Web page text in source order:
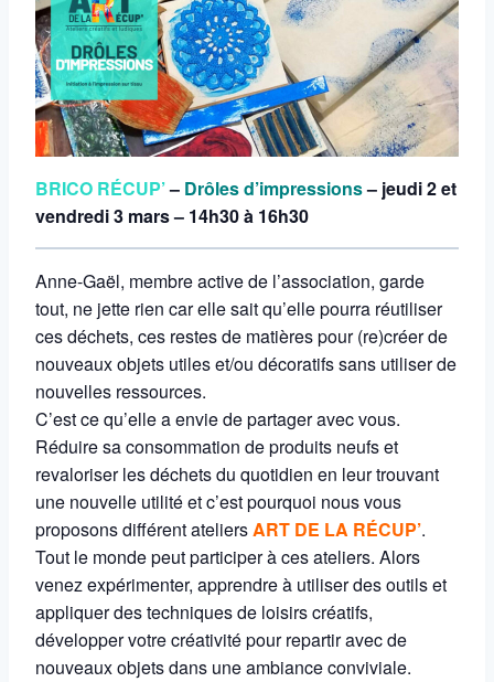
BRICO RÉCUP’– Drôles d’impressions– jeudi 2 et
vendredi 3 mars – 14h30 à 16h30
Anne-Gaël, membre active de l’association, garde
tout, ne jette rien car elle sait qu’elle pourra réutiliser
ces déchets, ces restes de matières pour (re)créer de
nouveaux objets utiles et/ou décoratifs sans utiliser de
nouvelles ressources.
C’est ce qu’elle a envie de partager avec vous.
Réduire sa consommation de produits neufs et
revaloriser les déchets du quotidien en leur trouvant
une nouvelle utilité et c’est pourquoi nous vous
proposons différent ateliersART DE LA RÉCUP’.
Tout le monde peut participer à ces ateliers. Alors
venez expérimenter, apprendre à utiliser des outils et
appliquer des techniques de loisirs créatifs,
développer votre créativité pour repartir avec de
nouveaux objets dans une ambiance conviviale.